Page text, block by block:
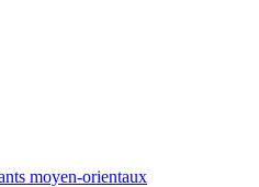
moyen-orientaux